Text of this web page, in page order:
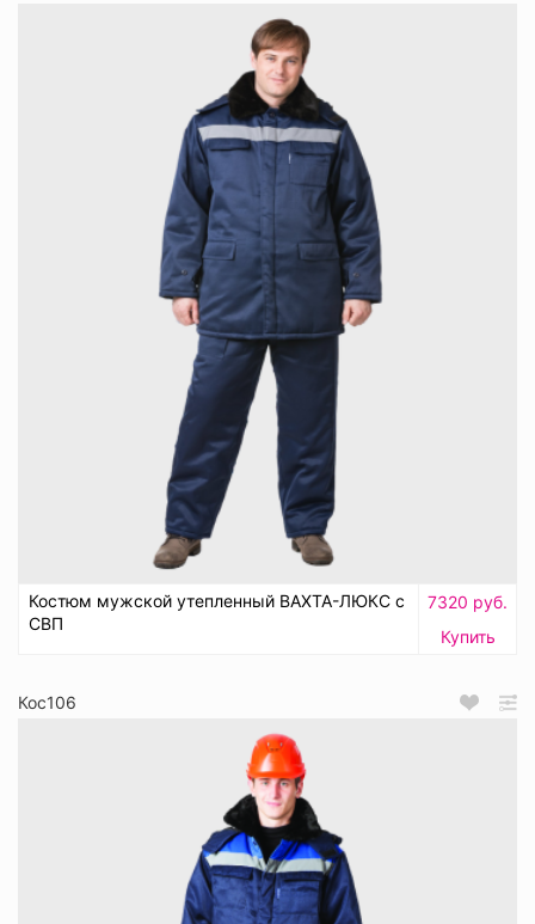
Костюм мужской утепленный ВАХТА-ЛЮКС с
СВП
7320 руб.
Купить
Кос106